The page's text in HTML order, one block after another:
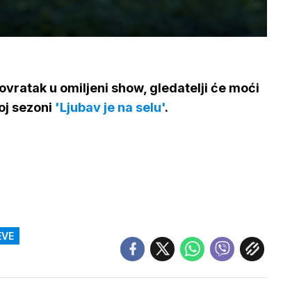
u omiljeni show, gledatelji će moći
sezoni 'Ljubav je na selu'.